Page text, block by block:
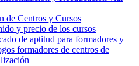
de Centros y Cursos
y precio de los cursos
de aptitud para formadores y
formadores de centros de